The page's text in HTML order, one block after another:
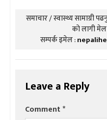
समाचार / स्वास्थ्य सामाग्री
को लागी मेल
सम्पर्क इमेल :
Leave a Reply
Comment*